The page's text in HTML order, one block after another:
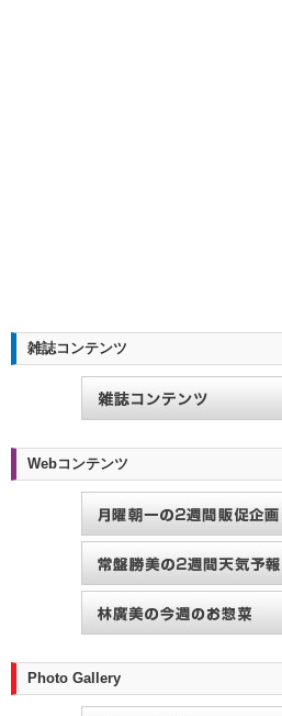
雑誌コンテンツ
Webコンテンツ
Photo Gallery